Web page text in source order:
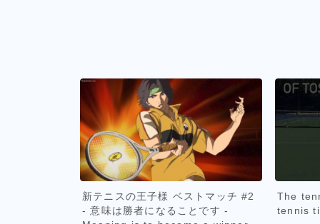
新テニスの王子様 ベストマッチ #2
- 意味は勝者になることです -
The
tennis